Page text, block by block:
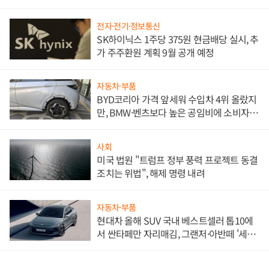
전자·전기·정보통신
SK하이닉스 1주당 375원 현금배당 실시, 추
가 주주환원 계획 9월 공개 예정
자동차·부품
BYD코리아 가격 앞세워 수입차 4위 올랐지
만, BMW·벤츠보다 높은 공임비에 소비자
사회
미국 법원 "트럼프 정부 풍력 프로젝트 동결
조치는 위법", 해제 명령 내려
자동차·부품
현대차 올해 SUV 국내 베스트셀러 톱10에
서 싼타페만 자리매김, 그랜저·아반떼 '세단